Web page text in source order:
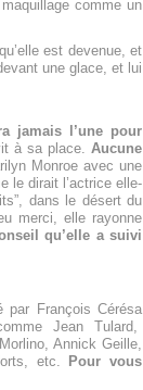
comme un
est devenue, et
une glace, et lui
jamais l’une pour
à sa place. Aucune
Monroe avec une
le dirait l’actrice elle-
dans le désert du
merci, elle rayonne
qu’elle a suivi
par François Cérésa
Jean Tulard,
Annick Geille,
etc.
Pour vous